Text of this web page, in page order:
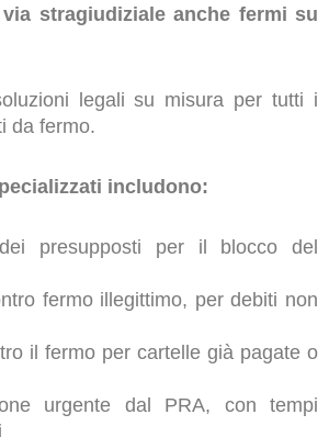
stragiudiziale anche fermi su
legali su misura per tutti i
da fermo.
includono:
presupposti per il blocco del
fermo illegittimo, per debiti non
il fermo per cartelle già pagate o
urgente dal PRA, con tempi